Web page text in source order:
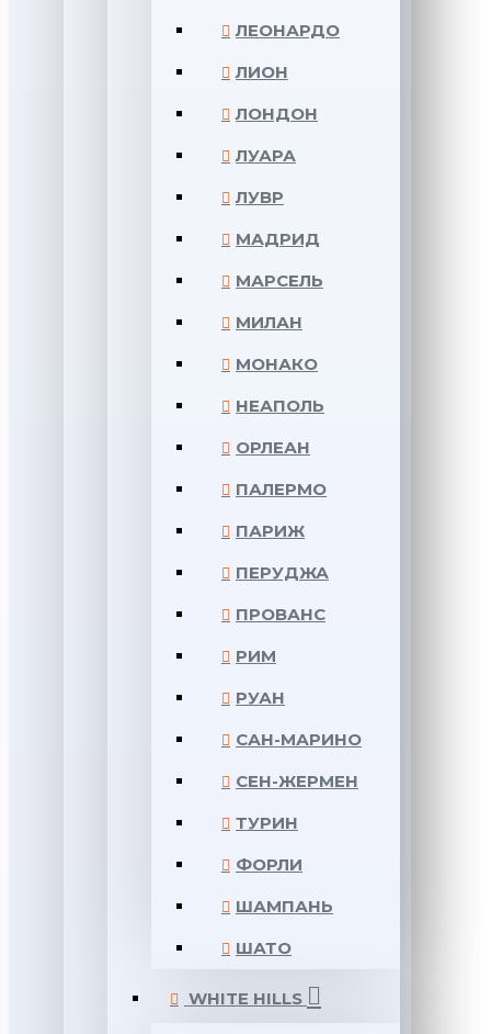
ЛЕОНАРДО
ЛИОН
ЛОНДОН
ЛУАРА
ЛУВР
МАДРИД
МАРСЕЛЬ
МИЛАН
МОНАКО
НЕАПОЛЬ
ОРЛЕАН
ПАЛЕРМО
ПАРИЖ
ПЕРУДЖА
ПРОВАНС
РИМ
РУАН
САН-МАРИНО
СЕН-ЖЕРМЕН
ТУРИН
ФОРЛИ
ШАМПАНЬ
ШАТО
WHITE HILLS